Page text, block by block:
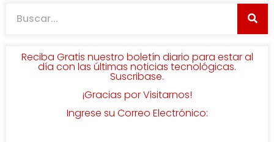
Reciba Gratis nuestro boletín diario para estar al
día con las últimas noticias tecnológicas.
Suscribase.
¡Gracias por Visitarnos!
Ingrese su Correo Electrónico: